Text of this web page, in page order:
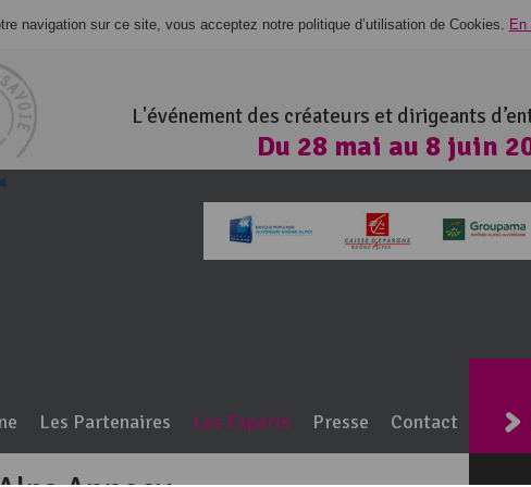
navigation sur ce site, vous acceptez notre politique d’utilisation de Cookies. En
L'événement des créateurs et dirigeants
Du 28 mai au 8 juin
100% Haute-Savoie
Les Partenaires Les Experts Presse Contact